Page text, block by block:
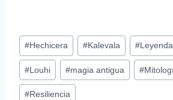
Etiquetas
de
la
entrada:
#Hechicera #Kalevala #
# Louhi #magia antigua #
#Resiliencia